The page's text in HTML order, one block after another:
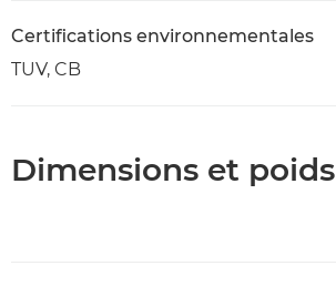
Certifications environnementales
TUV, CB
Dimensions et poids